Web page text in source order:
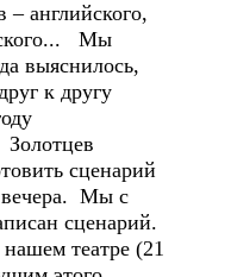
английского,
Мы
выяснилось,
к другу
сценарий
вечера. Мы с
сценарий.
театре (21